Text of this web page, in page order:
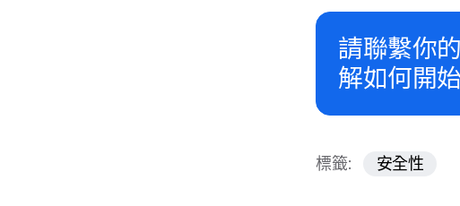
請​聯繫你​的
解如何​開
標籤: 安全性